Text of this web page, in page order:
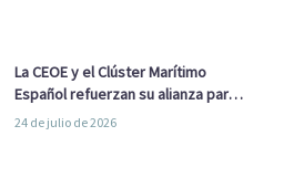
La CEOE y el Clúster Marítimo
Español refuerzan su alianza para
impulsar una estrategia Nacional
24 de julio de 2026